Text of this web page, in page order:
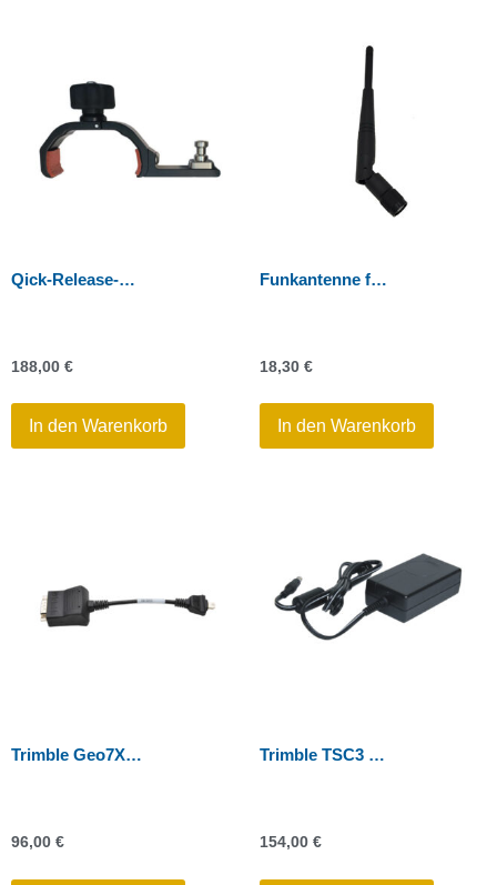
Qick-Release-Halterung für TSC3/TSC7
188,00 €
In den Warenkorb
Funkantenne für Trimble Kontrolleinheiten
18,30 €
In den Warenkorb
Trimble Geo7X – USB-Seriell-Konverterkabel (Mini-A auf DE9-M)
96,00 €
Trimble TSC3 Netzteil mit Netzkabel
154,00 €